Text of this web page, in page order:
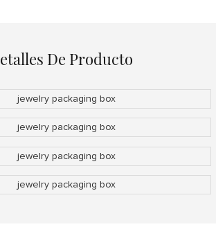
De Producto